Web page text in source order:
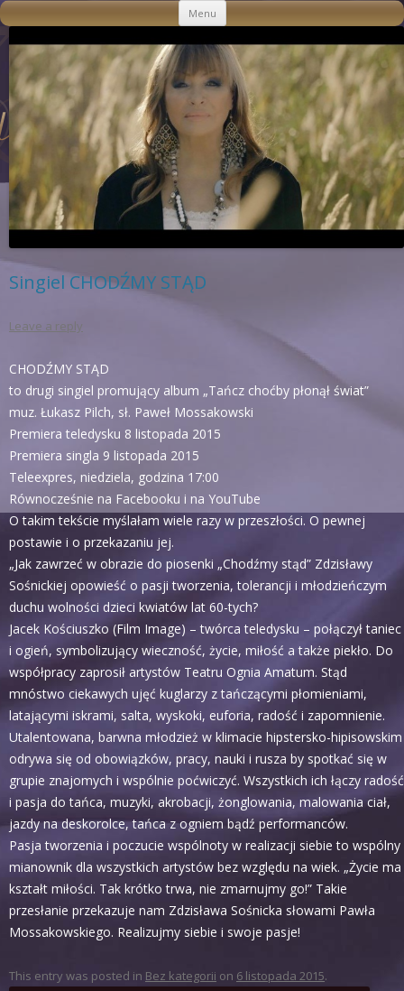
Menu Skip to content
Singiel CHODŹMY STĄD
Leave a reply
CHODŹMY STĄD
to drugi singiel promujący album „Tańcz choćby płonął świat”
muz. Łukasz Pilch, sł. Paweł Mossakowski
Premiera teledysku 8 listopada 2015
Premiera singla 9 listopada 2015
Teleexpres, niedziela, godzina 17:00
Równocześnie na Facebooku i na YouTube
O takim tekście myślałam wiele razy w przeszłości. O pewnej
postawie i o przekazaniu jej.
„Jak zawrzeć w obrazie do piosenki „Chodźmy stąd” Zdzisławy
Sośnickiej opowieść o pasji tworzenia, tolerancji i młodzieńczym
duchu wolności dzieci kwiatów lat 60-tych?
Jacek Kościuszko (Film Image) – twórca teledysku – połączył taniec
i ogień, symbolizujący wieczność, życie, miłość a także piekło. Do
współpracy zaprosił artystów Teatru Ognia Amatum. Stąd
mnóstwo ciekawych ujęć kuglarzy z tańczącymi płomieniami,
latającymi iskrami, salta, wyskoki, euforia, radość i zapomnienie.
Utalentowana, barwna młodzież w klimacie hipstersko-hipisowskim
odrywa się od obowiązków, pracy, nauki i rusza by spotkać się w
grupie znajomych i wspólnie poćwiczyć. Wszystkich ich łączy radość
i pasja do tańca, muzyki, akrobacji, żonglowania, malowania ciał,
jazdy na deskorolce, tańca z ogniem bądź performanców.
Pasja tworzenia i poczucie wspólnoty w realizacji siebie to wspólny
mianownik dla wszystkich artystów bez względu na wiek. „Życie ma
kształt miłości. Tak krótko trwa, nie zmarnujmy go!” Takie
przesłanie przekazuje nam Zdzisława Sośnicka słowami Pawła
Mossakowskiego. Realizujmy siebie i swoje pasje!
This entry was posted in Bez kategorii on 6 listopada 2015.